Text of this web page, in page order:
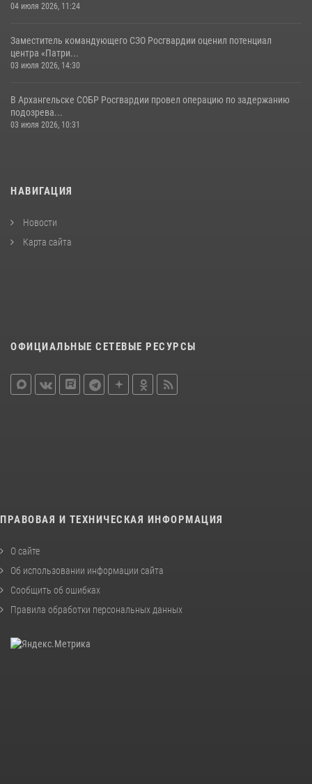
04 июля 2026, 11:24
Заместитель командующего СЗО Росгвардии оценил потенциал
центра «Патри...
03 июля 2026, 14:30
В Архангельске СОБР Росгвардии провел операцию по задержанию
подозрева...
03 июля 2026, 10:31
НАВИГАЦИЯ
Новости
Карта сайта
ОФИЦИАЛЬНЫЕ СЕТЕВЫЕ РЕСУРСЫ
ПРАВОВАЯ И ТЕХНИЧЕСКАЯ ИНФОРМАЦИЯ
О сайте
Об использовании информации сайта
Сообщить об ошибках
Правила обработки персональных данных